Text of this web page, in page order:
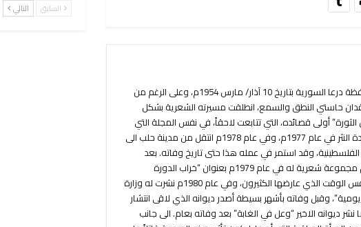
الشاعر السوري رياض الصالح الحسين ولد في محافظة درعا السورية بتاريخ 10 آذار/ مارس 1954م، وعلى الرغم من
حاستي النطق والسمع، انطلقت مسيرته الشعرية بشكل
مجلة “جيل الثورة” أولى قصائده، التي تتابعت لاحقاً، في نفس المجلة التي
كانت تمنحه عائد مادي زهيد، ثمّ انتقل لكتابة قصيدة النثر في عام 1977م، وفي عام 1978م انتقل من مدينة حلب الى
وقد استمر في عمله هذا حتى تاريخ وفاته. بعد
خروجه من المعتقل نشر رياض الصالح الحسين أول مجموعة شعرية له في عام 1979م بعنوان “خراب الدورة
الدموية”، والتي كان لها الكثير من المؤيدين في نفس الوقت الذي عارضها الكثيرون، وفي عام 1980م نشرت له وزارة
وقبل وفاته بأشهر بسيطة أصدر ديوانه الذي لاقى انتشار
ديوانه الاخير “وعل في الغابة” بعد وفاته بعام. الى جانب
السابق التالي